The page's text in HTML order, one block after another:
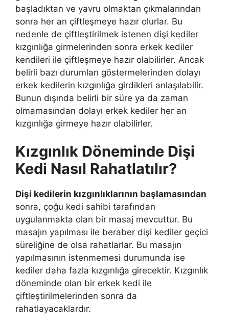
başladıktan ve yavru olmaktan çıkmalarından
sonra her an çiftleşmeye hazır olurlar. Bu
nedenle de çiftleştirilmek istenen dişi kediler
kızgınlığa girmelerinden sonra erkek kediler
kendileri ile çiftleşmeye hazır olabilirler. Ancak
belirli bazı durumları göstermelerinden dolayı
erkek kedilerin kızgınlığa girdikleri anlaşılabilir.
Bunun dışında belirli bir süre ya da zaman
olmamasından dolayı erkek kediler her an
kızgınlığa girmeye hazır olabilirler.
Kızgınlık Döneminde Dişi
Kedi Nasıl Rahatlatılır?
Dişi kedilerin kızgınlıklarının başlamasından
sonra, çoğu kedi sahibi tarafından
uygulanmakta olan bir masaj mevcuttur. Bu
masajın yapılması ile beraber dişi kediler geçici
süreliğine de olsa rahatlarlar. Bu masajın
yapılmasının istenmemesi durumunda ise
kediler daha fazla kızgınlığa girecektir. Kızgınlık
döneminde olan bir erkek kedi ile
çiftleştirilmelerinden sonra da
rahatlayacaklardır.